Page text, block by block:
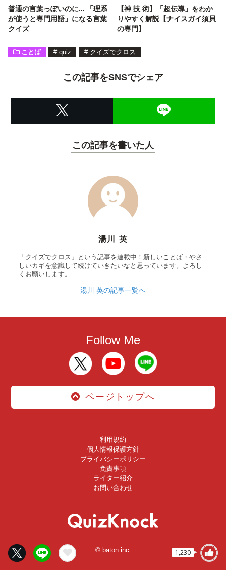
1,230
普通の言葉っぽいのに… 「理系
が使うと専門用語」になる言葉
クイズ
【神 技 術】「超伝導」をわか
りやすく解説【ナイスガイ須貝
の専門】
ことば # quiz # クイズでクロス
この記事をSNSでシェア
この記事を書いた人
湯川 英
「クイズでクロス」という記事を連載中！新しいことば・やさ
しいカギを意識して続けていきたいなと思っています。よろし
くお願いします。
湯川 英の記事一覧へ
Follow Me
ページトップへ
利用規約
個人情報保護方針
プライバシーポリシー
免責事項
ライター紹介
お問い合わせ
© baton inc.